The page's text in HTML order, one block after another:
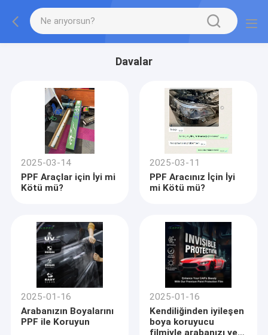
Davalar
2025-03-14
PPF Araçlar için İyi mi
Kötü mü?
2025-03-11
PPF Aracınız İçin İyi
mi Kötü mü?
2025-01-16
Arabanızın Boyalarını
PPF ile Koruyun
2025-01-16
Kendiliğinden iyileşen
boya koruyucu